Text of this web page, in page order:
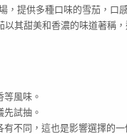
，提供多種口味的雪茄，口
以其甜美和香濃的味道著稱
風味。
試抽。
不同，這也是影響選擇的一